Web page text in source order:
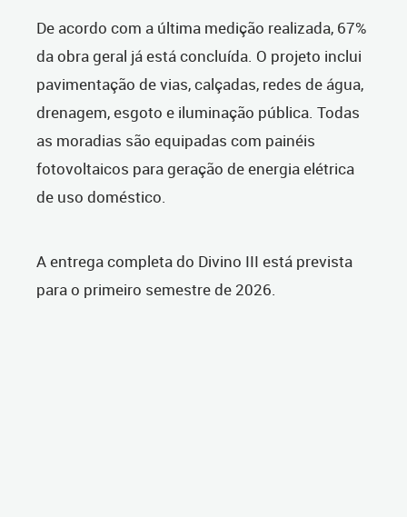
De acordo com a última medição realizada, 67%
da obra geral já está concluída. O projeto inclui
pavimentação de vias, calçadas, redes de água,
drenagem, esgoto e iluminação pública. Todas
as moradias são equipadas com painéis
fotovoltaicos para geração de energia elétrica
de uso doméstico.
A entrega completa do Divino III está prevista
para o primeiro semestre de 2026.